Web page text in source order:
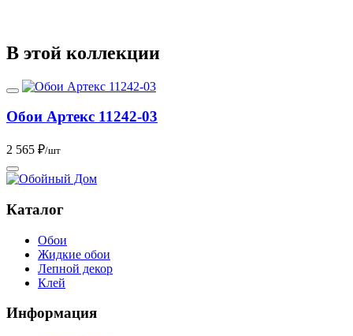
В этой коллекции
Обои Артекс 11242-03
2 565 ₽/шт
Каталог
Обои
Жидкие обои
Лепной декор
Клей
Информация